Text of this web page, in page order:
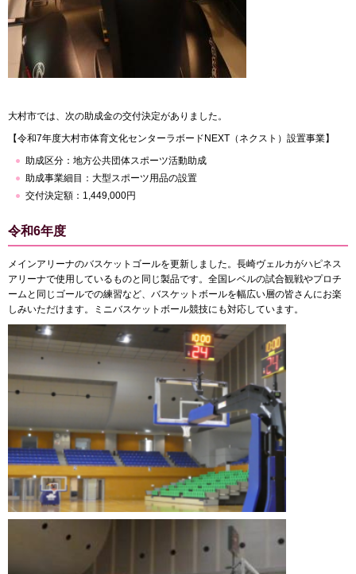
大村市では、次の助成金の交付決定がありました。
【令和7年度大村市体育文化センターラボードNEXT（ネクスト）設置事業】
助成区分：地方公共団体スポーツ活動助成
助成事業細目：大型スポーツ用品の設置
交付決定額：1,449,000円
令和6年度
メインアリーナのバスケットゴールを更新しました。長崎ヴェルカがハピネス
アリーナで使用しているものと同じ製品です。全国レベルの試合観戦やプロチ
ームと同じゴールでの練習など、バスケットボールを幅広い層の皆さんにお楽
しみいただけます。ミニバスケットボール競技にも対応しています。